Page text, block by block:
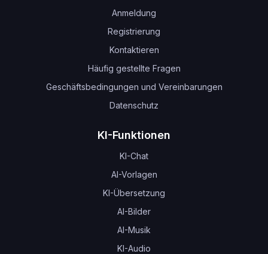
Anmeldung
Registrierung
Kontaktieren
Häufig gestellte Fragen
Geschäftsbedingungen und Vereinbarungen
Datenschutz
KI-Funktionen
KI-Chat
AI-Vorlagen
KI-Übersetzung
AI-Bilder
AI-Musik
KI-Audio